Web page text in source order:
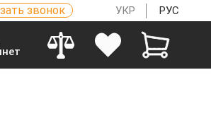
звонок УКР РУС